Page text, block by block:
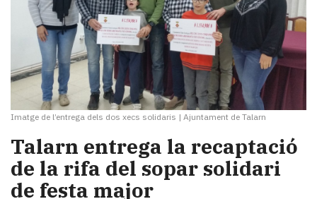
Imatge de l’entrega dels dos xecs solidaris | Ajuntament de Talarn
Talarn entrega la recaptació
de la rifa del sopar solidari
de festa major